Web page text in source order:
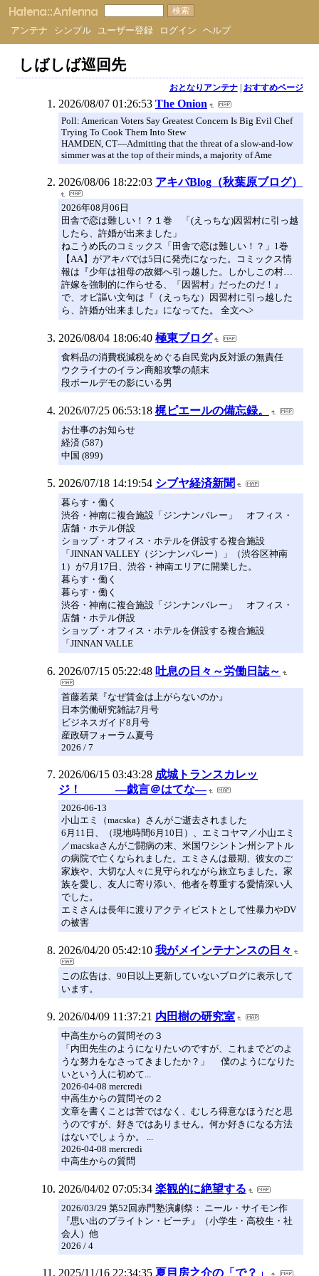
アンテナ シンプル ユーザー登録 ログイン ヘルプ
しばしば巡回先
おとなりアンテナ| おすすめページ
2026/08/07 01:26:53 The Onion
Poll: American Voters Say Greatest Concern Is Big Evil Chef
Trying To Cook Them Into Stew
HAMDEN, CT—Admitting that the threat of a slow-and-low
simmer was at the top of their minds, a majority of Ame
2026/08/06 18:22:03 アキバBlog（秋葉原ブログ）
2026年08月06日
田舎で恋は難しい！？１巻 「(えっちな)因習村に引っ越
したら、許婚が出来ました」
ねこうめ氏のコミックス「田舎で恋は難しい！？」1巻
【AA】がアキバでは5日に発売になった。コミックス情
報は『少年は祖母の故郷へ引っ越した。しかしこの村…
許嫁を強制的に作らせる、「因習村」だったのだ！』
で、オビ謳い文句は『（えっちな）因習村に引っ越した
ら、許婚が出来ました』になってた。 全文へ>
2026/08/04 18:06:40 極東ブログ
食料品の消費税減税をめぐる自民党内反対派の無責任
ウクライナのイラン商船攻撃の顛末
段ボールデモの影にいる男
2026/07/25 06:53:18 梶ピエールの備忘録。
お仕事のお知らせ
経済 (587)
中国 (899)
2026/07/18 14:19:54 シブヤ経済新聞
暮らす・働く
渋谷・神南に複合施設「ジンナンバレー」 オフィス・
店舗・ホテル併設
ショップ・オフィス・ホテルを併設する複合施設
「JINNAN VALLEY（ジンナンバレー）」（渋谷区神南
1）が7月17日、渋谷・神南エリアに開業した。
暮らす・働く
暮らす・働く
渋谷・神南に複合施設「ジンナンバレー」 オフィス・
店舗・ホテル併設
ショップ・オフィス・ホテルを併設する複合施設
「JINNAN VALLE
2026/07/15 05:22:48 吐息の日々～労働日誌～
首藤若菜『なぜ賃金は上がらないのか』
日本労働研究雑誌7月号
ビジネスガイド8月号
産政研フォーラム夏号
2026 / 7
2026/06/15 03:43:28 成城トランスカレッ
ジ！ ―戯言＠はてな―
2026-06-13
小山エミ（macska）さんがご逝去されました
6月11日、（現地時間6月10日）、エミコヤマ／小山エミ
／macskaさんがご闘病の末、米国ワシントン州シアトル
の病院で亡くなられました。エミさんは最期、彼女のご
家族や、大切な人々に見守られながら旅立ちました。家
族を愛し、友人に寄り添い、他者を尊重する愛情深い人
でした。
エミさんは長年に渡りアクティビストとして性暴力やDV
の被害
2026/04/20 05:42:10 我がメインテナンスの日々
この広告は、90日以上更新していないブログに表示して
います。
2026/04/09 11:37:21 内田樹の研究室
中高生からの質問その３
「内田先生のようになりたいのですが、これまでどのよ
うな努力をなさってきましたか？」 僕のようになりた
いという人に初めて...
2026-04-08 mercredi
中高生からの質問その２
文章を書くことは苦ではなく、むしろ得意なほうだと思
うのですが、好きではありません。何か好きになる方法
はないでしょうか。 ...
2026-04-08 mercredi
中高生からの質問
2026/04/02 07:05:34 楽観的に絶望する
2026/03/29 第52回赤門塾演劇祭： ニール・サイモン作
『思い出のブライトン・ビーチ』（小学生・高校生・社
会人）他
2026 / 4
2025/11/16 22:34:35 夏目房之介の「で？」